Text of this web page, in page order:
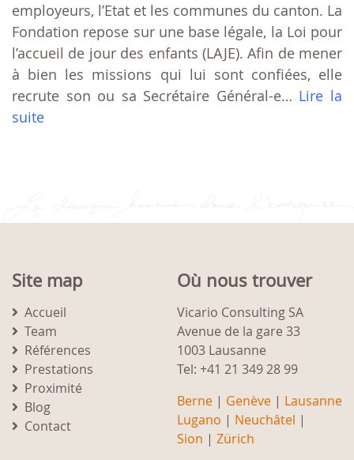
employeurs, l’Etat et les communes du canton. La
Fondation repose sur une base légale, la Loi pour
l’accueil de jour des enfants (LAJE). Afin de mener
à bien les missions qui lui sont confiées, elle
recrute son ou sa Secrétaire Général-e… Lire la
suite
Site map
Accueil
Team
Références
Prestations
Proximité
Blog
Contact
Où nous trouver
Vicario Consulting SA
Avenue de la gare 33
1003 Lausanne
Tel: +41 21 349 28 99
Berne | Genève | Lausanne
Lugano | Neuchâtel |
Sion | Zürich